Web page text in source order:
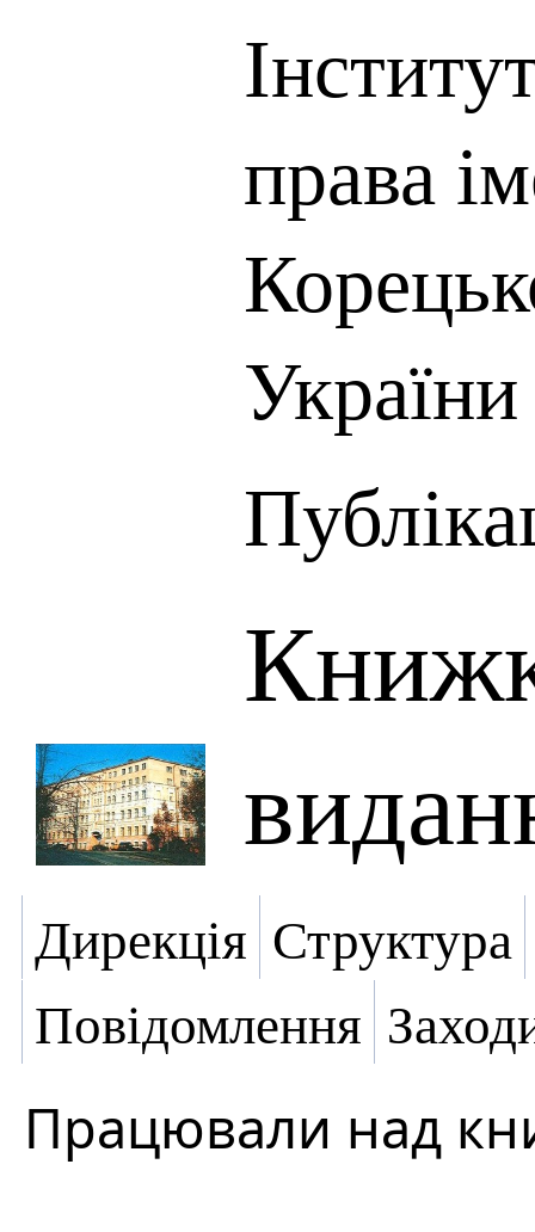
права
України
Дирекція Структура
Повідомлення
Працювали над